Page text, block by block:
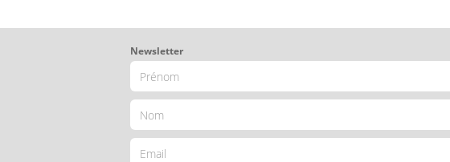
Newsletter